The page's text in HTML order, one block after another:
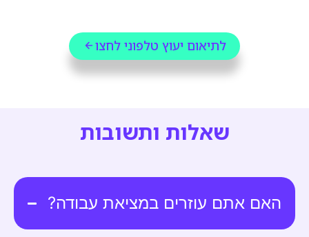
לתיאום יעוץ טלפוני לחצו
שאלות ותשובות
האם אתם עוזרים במציאת עבודה?